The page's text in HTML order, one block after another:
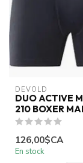
DEVOLD
DUO ACTIVE
210 BOXER
126,00$CA
En stock